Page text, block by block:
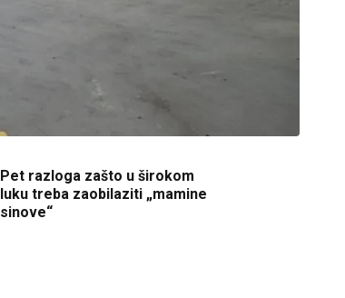
Pet razloga zašto u širokom
luku treba zaobilaziti „mamine
sinove“